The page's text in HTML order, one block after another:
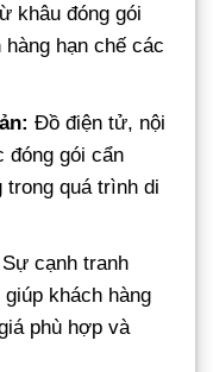
khâu đóng gói
hạn chế các
Đồ điện tử, nội
đóng gói cẩn
quá trình di
Sự cạnh tranh
khách hàng
phù hợp và